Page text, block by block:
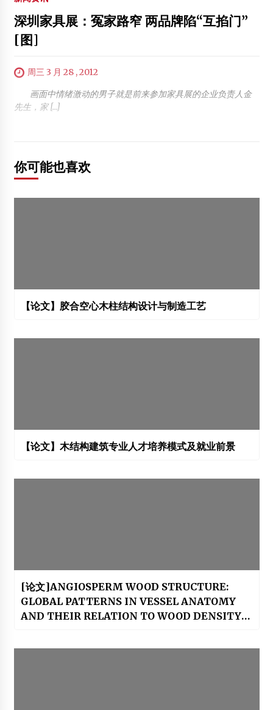
深圳家具展：冤家路窄 两品牌陷“互掐门”
[图]
周三 3 月 28 , 2012
画面中情绪激动的男子就是前来参加家具展的企业负责人金
先生，家 […]
你可能也喜欢
【论文】胶合空心木柱结构设计与制造工艺
【论文】木结构建筑专业人才培养模式及就业前景
[论文]ANGIOSPERM WOOD STRUCTURE:
GLOBAL PATTERNS IN VESSEL ANATOMY
AND THEIR RELATION TO WOOD DENSITY